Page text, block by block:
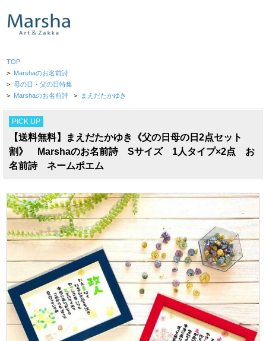
TOP
> Marshaのお名前詩
> 母の日・父の日特集
> Marshaのお名前詩 > まえだたかゆき
PICK UP
【送料無料】まえだたかゆき《父の日母の日2点セット
割》 Marshaのお名前詩 Sサイズ 1人タイプ×2点 お
名前詩 ネームポエム